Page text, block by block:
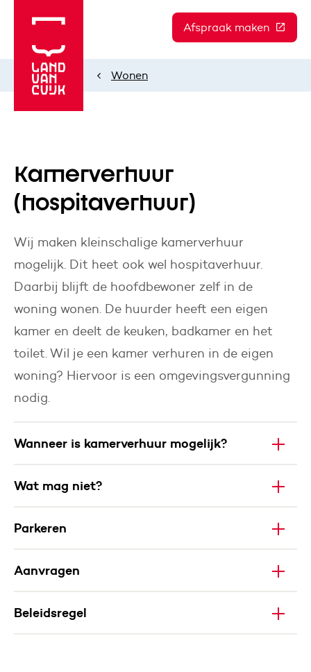
Afspraak maken (Deze
HomeWonen
Kamerverhuur
(hospitaverhuur)
Wij maken kleinschalige kamerverhuur
mogelijk. Dit heet ook wel hospitaverhuur.
Daarbij blijft de hoofdbewoner zelf in de
woning wonen. De huurder heeft een eigen
kamer en deelt de keuken, badkamer en het
toilet. Wil je een kamer verhuren in de eigen
woning? Hiervoor is een omgevingsvergunning
nodig.
Wanneer is kamerverhuur mogelijk?
Wat mag niet?
Parkeren
Aanvragen
Beleidsregel